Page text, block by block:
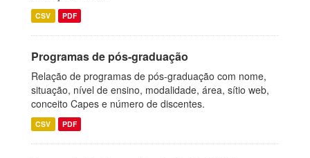
CSV PDF
Programas de pós-graduação
Relação de programas de pós-graduação com nome,
situação, nível de ensino, modalidade, área, sítio web,
conceito Capes e número de discentes.
CSV PDF